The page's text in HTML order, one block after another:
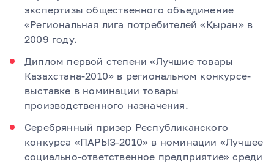
экспертизы общественного объединение
«Региональная лига потребителей «Қыран» в
2009 году.
Диплом первой степени «Лучшие товары
Казахстана-2010» в региональном конкурсе-
выставке в номинации товары
производственного назначения.
Серебрянный призер Республиканского
конкурса «ПАРЫЗ-2010» в номинации «Лучшее
социально-ответственное предприятие» среди